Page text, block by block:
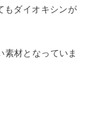
もダイオキシンが
素材となっていま